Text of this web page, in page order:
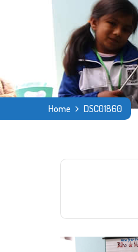
Home DSC01860